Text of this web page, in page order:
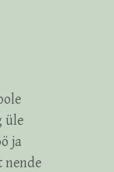
üle
ja
nende